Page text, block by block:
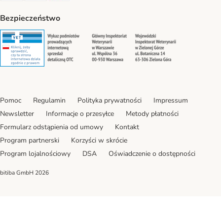
Bezpieczeństwo
Security Security Security
Pomoc Regulamin Polityka prywatności
Impressum
Newsletter
Informacje o przesyłce
Metody płatności
Formularz odstąpienia od umowy
Kontakt
Program partnerski
Korzyści w skrócie
Program lojalnościowy
DSA Oświadczenie o dostępności
bitiba GmbH 2026